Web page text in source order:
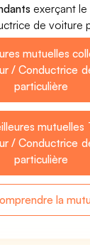
exerçant le
de voiture
mutuelles
/ Conductrice
particulière
mutuelles
/ Conductrice
particulière
la